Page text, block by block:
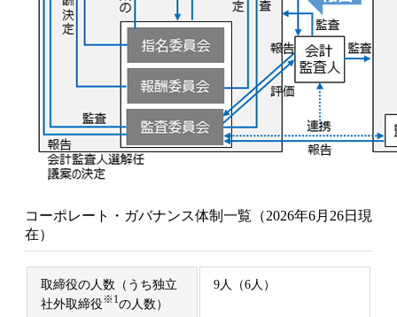
コーポレート・ガバナンス体制一覧（2026年6月26日現
在）
取締役の人数（うち独立
社外取締役※1の人数）
9人（6人）